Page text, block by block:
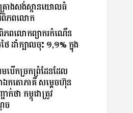
ោងសង់ស្ពានយោលធំ
ពិភពលោក
ពិភពលោកព្យាករកំណើន
ថៃ ដាំក្បាលចុះ ១,១% ក្នុង
បើកច្រកព្រំដែនដែល
ឯកតោភាគី សម្តេចហ៊ុន
ក់ថា កម្ពុជាត្រូវ
ច